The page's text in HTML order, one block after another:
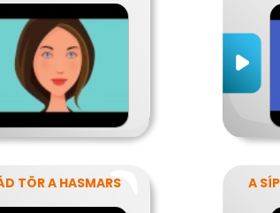
TÖR A HASMARS